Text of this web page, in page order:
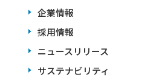
企業情報
採用情報
ニュースリリース
サステナビリティ